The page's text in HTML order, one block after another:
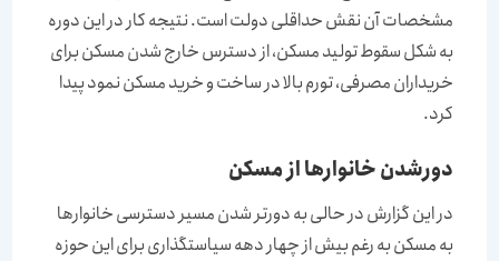
مشخصات آن نقش حداقلی دولت است. نتیجه کار در این دوره
به شکل سقوط تولید مسکن، از دسترس خارج شدن مسکن برای
خریداران مصرفی، تورم بالا در ساخت و خرید مسکن نمود پیدا
کرد.
دورشدن خانوارها از مسکن
در این گزارش در حالی به دورتر شدن مسیر دسترسی خانوارها
به مسکن به رغم بیش از چهار دهه سیاستگذاری برای این حوزه